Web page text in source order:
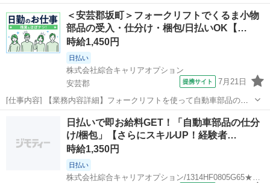
【未経験スタート大歓迎♪】稼ぐ優先・高収入Work☆程よい残業でお
小遣い稼ぎ♪高時給1450円！ 【コメント】 製造のお仕事が豊富★未経
験で働いてみたい方も...
仕分け
＜安芸郡坂町＞フォークリフトでくるま小物
部品の受入・仕分け・梱包/日払いOK【…
時給1,450円
日払い
株式会社綜合キャリアオプション
安芸郡
提携サイト 7月21日
[仕事内容] 【業務内容詳細】フォークリフトを使って自動車部品の運
搬。 受入・部品管理・出荷・梱包・包装業務。 各部品メーカーから入
荷するパーツを出荷先毎に伝票を確認し仕分けします。 梱包包装担当
は段ボールに伝票に書いてある...
安芸郡 仕分け
日払いで即お給料GET！「自動車部品の仕分
け/梱包」【さらにスキルUP！経験者…
時給1,350円
日払い
株式会社綜合キャリアオプション/1314HF0805G65★89-S